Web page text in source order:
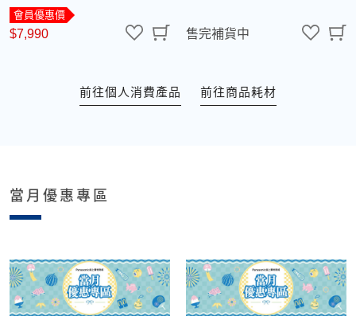
會員優惠價
$7,990 售完補貨中
前往個人消費產品 前往商品耗材
當月優惠專區